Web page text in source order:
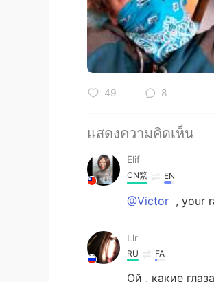
49 8
แสดงความคิดเห็น
Elif
CN繁 EN
@Victor , your
Llr
RU FA
Ой , какие глаза